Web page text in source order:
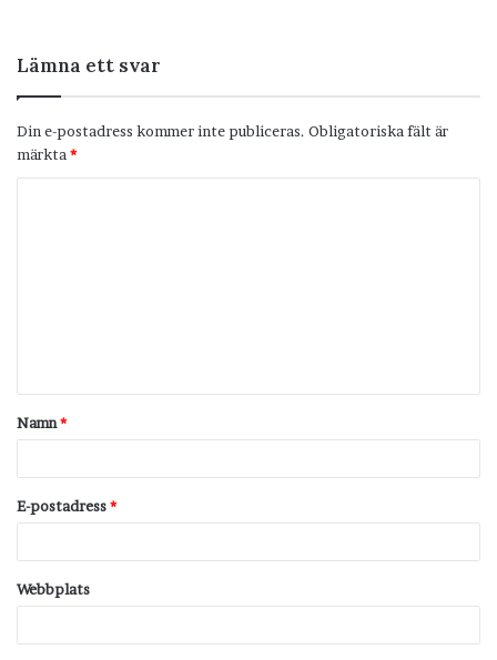
Lämna ett svar
Din e-postadress kommer inte publiceras. Obligatoriska fält är
märkta *
t
a
Namn*
E-postadress*
Webbplats